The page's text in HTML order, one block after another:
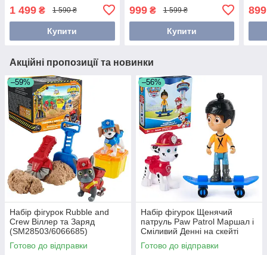
1 499 ₴ 1 590 ₴
Купити
6071474
999₴ 1 599 ₴
Купити
899
Акційні пропозиції та новинки
–59%
Набір фігурок Rubble and
Crew Віллер та Заряд
(SM28503/6066685)
Готово до відправки
–56%
Набір фігурок Щенячий
патруль Paw Patrol Маршал і
Сміливий Денні на скейті
6071046/20148740
Готово до відправки